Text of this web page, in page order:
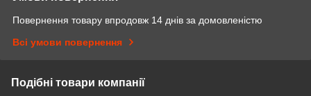
Повернення товару впродовж 14 днів за домовленістю
Всі умови повернення
Подібні товари компанії